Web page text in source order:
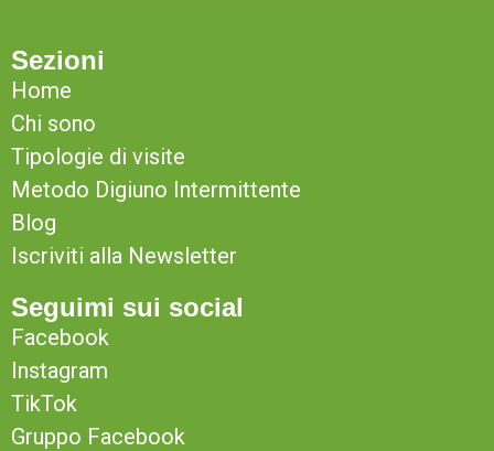
Sezioni
Home
Chi sono
Tipologie di visite
Metodo Digiuno Intermittente
Blog
Iscriviti alla Newsletter
Seguimi sui social
Facebook
Instagram
TikTok
Gruppo Facebook